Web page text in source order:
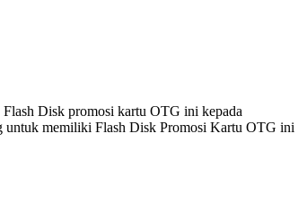
Disk promosi kartu OTG ini kepada
untuk memiliki Flash Disk Promosi Kartu OTG ini